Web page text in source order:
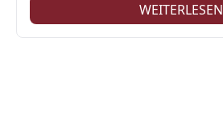
WEITERLESEN